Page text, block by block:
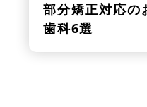
部分矯正対応の
歯科6選